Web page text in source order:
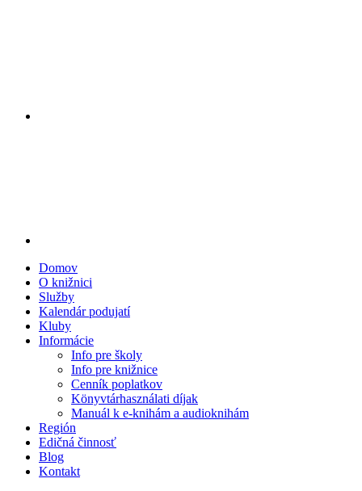
Domov
O knižnici
Služby
Kalendár podujatí
Kluby
Informácie
Info pre školy
Info pre knižnice
Cenník poplatkov
Könyvtárhasználati díjak
Manuál k e-knihám a audioknihám
Región
Edičná činnosť
Blog
Kontakt